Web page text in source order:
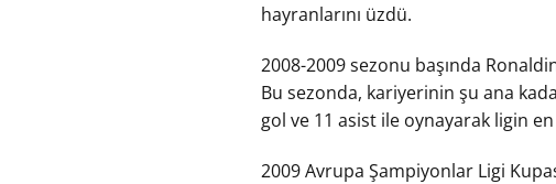
hayranlarını üzdü.
2008-2009 sezonu başında
Bu sezonda, kariyerinin şu ana
gol ve 11 asist ile oynayarak ligin
2009 Avrupa Şampiyonlar Ligi